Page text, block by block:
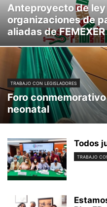
Anteproyecto de
organizaciones de
aliadas de FEMEXER
TRABAJO CON LEGISLADORES
Foro
neonatal
Todos
TRABAJO